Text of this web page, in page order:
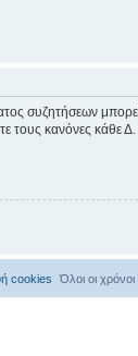
συζητήσεων
τους κανόνες κάθε
Όλοι οι χρόνοι
cookies